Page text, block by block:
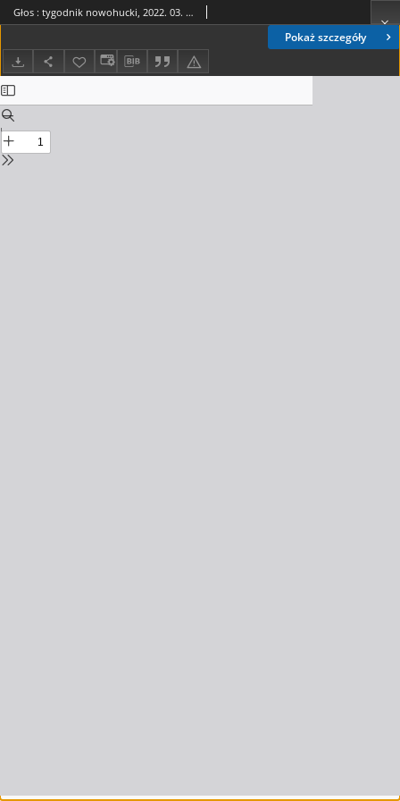
Pokaż szczegóły
Głos : tygodnik nowohucki, 2022. 03. 11, nr 10